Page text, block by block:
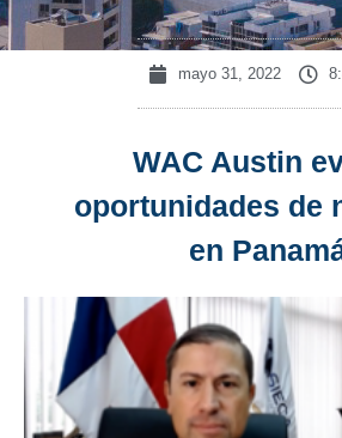
mayo 31, 2022
WAC Austin
oportunidades de
en